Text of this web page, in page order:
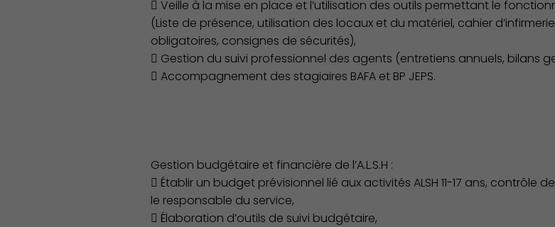
Démocratie locale Environnement cadre
 Veille à la mise en place et l’utilisation des outils permettant le
(Liste de présence, utilisation des locaux et du matériel, cahier
obligatoires, consignes de sécurités),
 Gestion du suivi professionnel des agents (entretiens annuels, bilans
 Accompagnement des stagiaires BAFA et BP JEPS.
Gestion budgétaire et financière de l’A.L.S.H :
 Établir un budget prévisionnel lié aux activités ALSH 11-17 ans,
le responsable du service,
 Élaboration d’outils de suivi budgétaire,